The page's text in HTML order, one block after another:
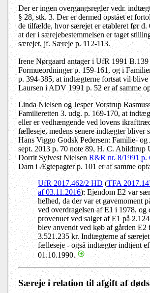
Der er ingen overgangsregler vedr.
§ 28, stk. 3. Der er dermed opstået et
de tilfælde, hvor særejet er etableret før d.
at der i særejebestemmelsen er taget
særejet, jf. Særeje p. 112-113.
Irene Nørgaard antager i UfR 1991
Formueordninger p. 159-161, og i
p. 394-385, at indtægterne fortsat vil
Laursen i ADV 1991 p. 52 er af samme
Linda Nielsen og Jesper Vorstrup
Familieretten 3. udg. p. 169-170, at
eller er vedhængende ved lovens
fælleseje, medens senere indtægter bliver
Hans Viggo Godsk Pedersen: Familie-
sept. 2013 p. 70 note 89, H. C. Abildtrup
Dorrit Sylvest Nielsen R&R nr. 8/1991 p.
Dam i Ægtepagter p. 101 er af samme
UfR 2017.462/2 HD (TFA
af 03.11.2016): Ejendom E2 var
helhed, da der var et gavemoment
ved overdragelsen af E1 i 1978, og
provenuet ved salget af E1 på
blev anvendt ved køb af gården E2
3.521.235 kr. Indtægterne af
fælleseje - også indtægter indtjent
01.10.1990.
Særeje i relation til afgift af